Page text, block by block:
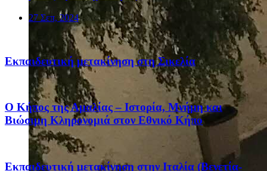
27 Σεπ, 2024
Eκπαιδευτική μετακίνηση στη Σικελία
Ο Κήπος της Αμαλίας – Ιστορία, Μνήμη και
Βιώσιμη Κληρονομιά στον Εθνικό Κήπο
Eκπαιδευτική μετακίνηση στην Ιταλία (Βενετία-